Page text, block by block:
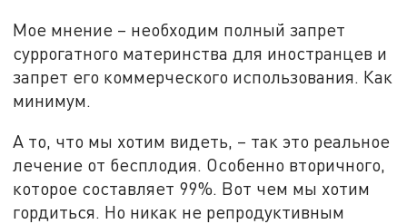
Мое мнение – необходим полный запрет
суррогатного материнства для иностранцев и
запрет его коммерческого использования. Как
минимум.
А то, что мы хотим видеть, – так это реальное
лечение от бесплодия. Особенно вторичного,
которое составляет 99%. Вот чем мы хотим
гордиться. Но никак не репродуктивным